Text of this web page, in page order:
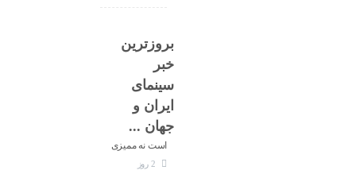
بروزترین
خبر
سینمای
ایران و
جهان ...
معاون جدید
ارزشیابی و
نظارت سینما :
کار ما تنظیم‌گری
است نه ممیزی